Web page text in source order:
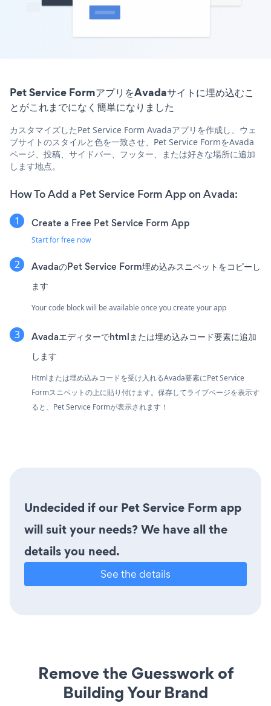
Pet Service FormアプリをAvadaサイトに埋め込むこ
とがこれまでになく簡単になりました
カスタマイズしたPet Service Form Avadaアプリを作成し、ウェ
ブサイトのスタイルと色を一致させ、Pet Service FormをAvada
ページ、投稿、サイドバー、フッター、または好きな場所に追加
します地点。
How To Add a Pet Service Form App on Avada:
Create a Free Pet Service Form App
Start for free now
AvadaのPet Service Form埋め込みスニペットをコピーし
ます
Your code block will be available once you create your app
Avadaエディターでhtmlまたは埋め込みコード要素に追加
します
Htmlまたは埋め込みコードを受け入れるAvada要素にPet Service
Formスニペットの上に貼り付けます。保存してライブページを表示す
ると、Pet Service Formが表示されます！
Undecided if our Pet Service Form app
will suit your needs? We have all the
details you need.
See the details
Remove the Guesswork of
Building Your Brand